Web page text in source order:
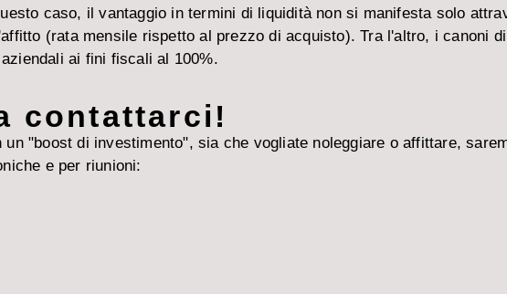
caso, il vantaggio in termini di liquidità non si manifesta solo
(rata mensile rispetto al prezzo di acquisto). Tra l'altro, i canoni
ai fini fiscali al 100%.
contattarci!
un "boost di investimento", sia che vogliate noleggiare o affittare,
e per riunioni: